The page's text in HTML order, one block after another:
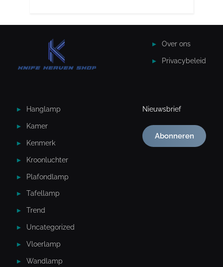
Over ons
Privacybeleid
Hanglamp
Kamer
Kenmerk
Kroonluchter
Plafondlamp
Tafellamp
Trend
Uncategorized
Vloerlamp
Wandlamp
Nieuwsbrief
Abonneren